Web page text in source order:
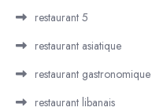
restaurant 5
restaurant asiatique
restaurant gastronomique
restaurant libanais